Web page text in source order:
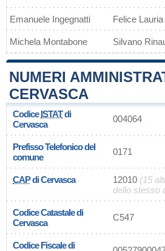
Emanuele Ingegnatti Felice Lauria
Michela Montabone Silvano
NUMERI
CERVASCA
CodiceISTATdi
Cervasca
004064
Prefisso Telefonico del
comune
0171
CAPdi Cervasca 12010 (15
dello stesso
Codice Catastale di
Cervasca
C547
Codice Fiscale di